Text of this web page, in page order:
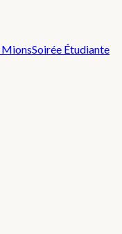
MionsSoirée Étudiante